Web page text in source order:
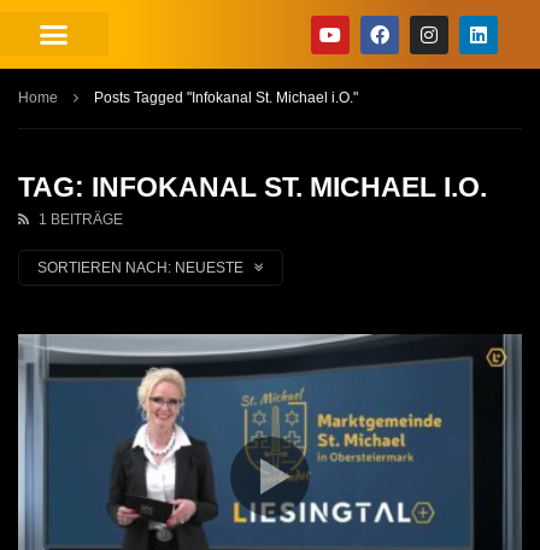
Home Posts Tagged "Infokanal St. Michael i.O."
TAG: INFOKANAL ST. MICHAEL I.O.
1 BEITRÄGE
SORTIEREN NACH: NEUESTE